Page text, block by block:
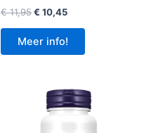
€11,95Oorspronkelijke
was:
€ 11,95.
€ 10,45Huidige
is:
€ 10,45.
Meer info!